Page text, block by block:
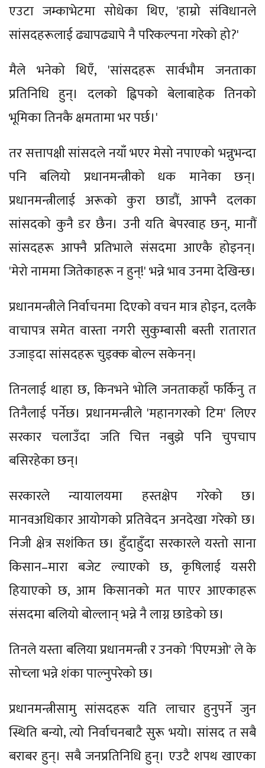
एउटा जम्काभेटमा सोधेका थिए, 'हाम्रो संविधानले
सांसदहरूलाई ढ्यापढ्यापे नै परिकल्पना गरेको हो?'
मैले भनेको थिएँ, 'सांसदहरू सार्वभौम जनताका
प्रतिनिधि हुन्। दलको ह्विपको बेलाबाहेक तिनको
भूमिका तिनकै क्षमतामा भर पर्छ।'
तर सत्तापक्षी सांसदले नयाँ भएर मेसो नपाएको भन्नुभन्दा
पनि बलियो प्रधानमन्त्रीको धक मानेका छन्।
प्रधानमन्त्रीलाई अरूको कुरा छाडौं, आफ्नै दलका
सांसदको कुनै डर छैन। उनी यति बेपरवाह छन्, मानौं
सांसदहरू आफ्नै प्रतिभाले संसदमा आएकै होइनन्।
'मेरो नाममा जितेकाहरू न हुन्!' भन्ने भाव उनमा देखिन्छ।
प्रधानमन्त्रीले निर्वाचनमा दिएको वचन मात्र होइन, दलकै
वाचापत्र समेत वास्ता नगरी सुकुम्बासी बस्ती रातारात
उजाड्दा सांसदहरू चुइक्क बोल्न सकेनन्।
तिनलाई थाहा छ, किनभने भोलि जनताकहाँ फर्किनु त
तिनैलाई पर्नेछ। प्रधानमन्त्रीले 'महानगरको टिम' लिएर
सरकार चलाउँदा जति चित्त नबुझे पनि चुपचाप
बसिरहेका छन्।
सरकारले न्यायालयमा हस्तक्षेप गरेको छ।
मानवअधिकार आयोगको प्रतिवेदन अनदेखा गरेको छ।
निजी क्षेत्र सशंकित छ। हुँदाहुँदा सरकारले यस्तो साना
किसान–मारा बजेट ल्याएको छ, कृषिलाई यसरी
हियाएको छ, आम किसानको मत पाएर आएकाहरू
संसदमा बलियो बोल्लान् भन्ने नै लाग्न छाडेको छ।
तिनले यस्ता बलिया प्रधानमन्त्री र उनको 'पिएमओ' ले के
सोच्ला भन्ने शंका पाल्नुपरेको छ।
प्रधानमन्त्रीसामु सांसदहरू यति लाचार हुनुपर्ने जुन
स्थिति बन्यो, त्यो निर्वाचनबाटै सुरू भयो। सांसद त सबै
बराबर हुन्। सबै जनप्रतिनिधि हुन्। एउटै शपथ खाएका